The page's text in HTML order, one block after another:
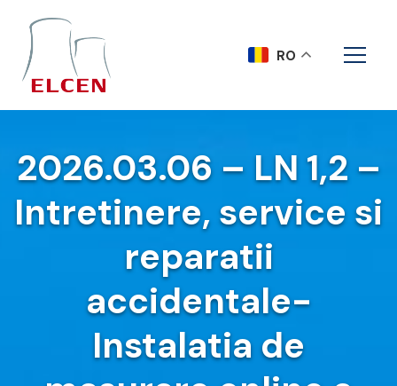
2026.03.06 – LN 1,2 –
Intretinere, service si
reparatii
accidentale-
Instalatia de
RO